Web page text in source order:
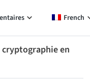
French
cryptographie en